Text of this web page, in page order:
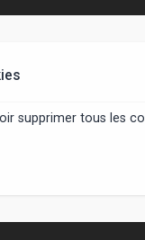
supprimer tous les